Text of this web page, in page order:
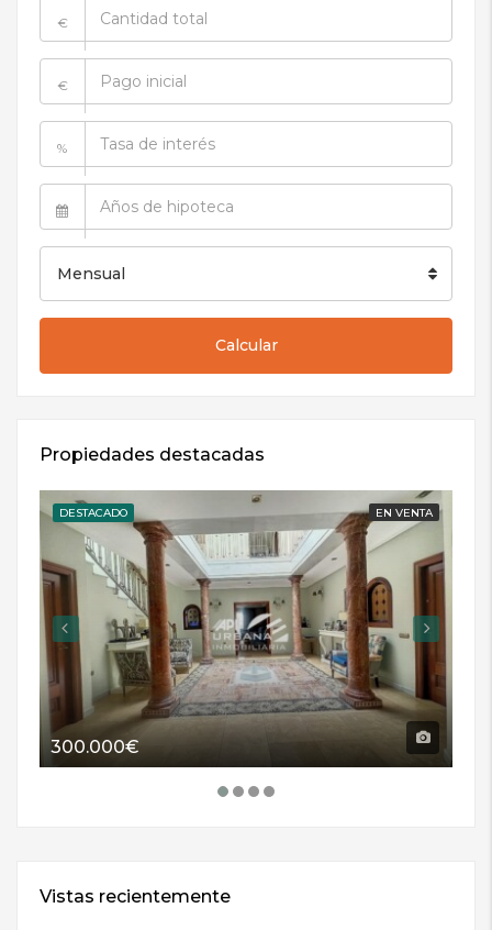
€
€
%
Mensual
Calcular
Propiedades destacadas
DESTACADO EN VENTA
300.000€
Vistas recientemente